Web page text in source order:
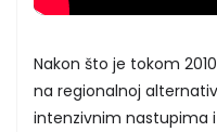
Nakon što je tokom
na regionalnoj
intenzivnim nastupima